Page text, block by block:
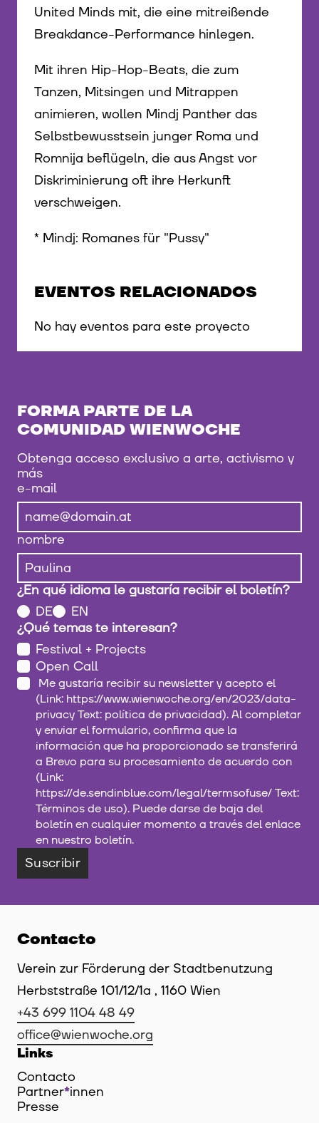
United Minds mit, die eine mitreißende
Breakdance-Performance hinlegen.
Mit ihren Hip-Hop-Beats, die zum
Tanzen, Mitsingen und Mitrappen
animieren, wollen Mindj Panther das
Selbstbewusstsein junger Roma und
Romnija beflügeln, die aus Angst vor
Diskriminierung oft ihre Herkunft
verschweigen.
* Mindj: Romanes für "Pussy"
EVENTOS RELACIONADOS
No hay eventos para este proyecto
FORMA PARTE DE LA
COMUNIDAD WIENWOCHE
Obtenga acceso exclusivo a arte, activismo y
más
e-mail
nombre
¿En qué idioma le gustaría recibir el boletín?
DE
EN
¿Qué temas te interesan?
Festival + Projects
Open Call
(Link: https://www.wienwoche.org/en/2023/data-
privacy Text: política de privacidad). Al completar
y enviar el formulario, confirma que la
información que ha proporcionado se transferirá
a Brevo para su procesamiento de acuerdo con
(Link:
https://de.sendinblue.com/legal/termsofuse/ Text:
Términos de uso). Puede darse de baja del
boletín en cualquier momento a través del enlace
en nuestro boletín.
Suscribir
Contacto
Verein zur Förderung der Stadtbenutzung
Herbststraße 101/12/1a , 1160 Wien
+43 699 1104 48 49
office@wienwoche.org
Links
Contacto
Partner*innen
Presse